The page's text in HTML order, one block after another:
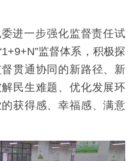
进一步强化监督责任试
监督体系，积极探
贯通协同的新路径、新
民生难题、优化发展环
获得感、幸福感、满意